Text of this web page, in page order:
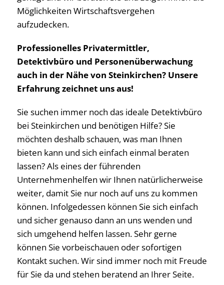
Möglichkeiten Wirtschaftsvergehen
aufzudecken.
Professionelles Privatermittler,
Detektivbüro und Personenüberwachung
auch in der Nähe von Steinkirchen? Unsere
Erfahrung zeichnet uns aus!
Sie suchen immer noch das ideale Detektivbüro
bei Steinkirchen und benötigen Hilfe? Sie
möchten deshalb schauen, was man Ihnen
bieten kann und sich einfach einmal beraten
lassen? Als eines der führenden
Unternehmenhelfen wir Ihnen natürlicherweise
weiter, damit Sie nur noch auf uns zu kommen
können. Infolgedessen können Sie sich einfach
und sicher genauso dann an uns wenden und
sich umgehend helfen lassen. Sehr gerne
können Sie vorbeischauen oder sofortigen
Kontakt suchen. Wir sind immer noch mit Freude
für Sie da und stehen beratend an Ihrer Seite.